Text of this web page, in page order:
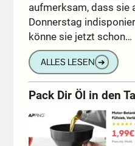
aufmerksam, dass sie
Donnerstag
könne sie jetzt schon…
ALLES LESEN ➔
Pack Dir Öl in den